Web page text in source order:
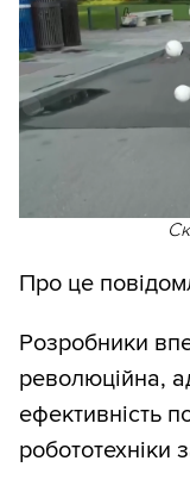
Про це
Розробники
революційна,
ефективність
робототехніки